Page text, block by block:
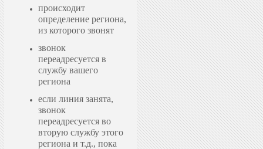
происходит
определение региона,
из которого звонят
звонок
переадресуется в
службу вашего
региона
если линия занята,
звонок
переадресуется во
вторую службу этого
региона и т.д., пока